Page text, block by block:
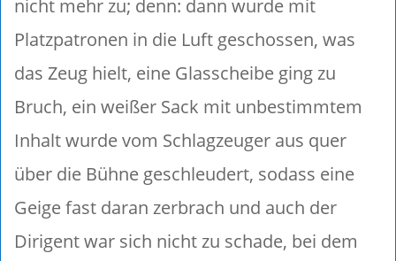
nicht mehr zu; denn: dann wurde mit
Platzpatronen in die Luft geschossen, was
das Zeug hielt, eine Glasscheibe ging zu
Bruch, ein weißer Sack mit unbestimmtem
Inhalt wurde vom Schlagzeuger aus quer
über die Bühne geschleudert, sodass eine
Geige fast daran zerbrach und auch der
Dirigent war sich nicht zu schade, bei dem